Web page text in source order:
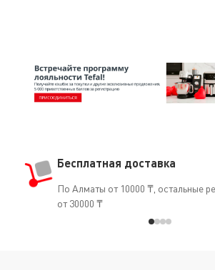
Бесплатная доставка
По Алматы от 10000 ₸, остальные
от 30000 ₸